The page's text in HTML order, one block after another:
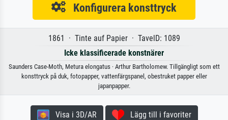
Konfigurera konsttryck
1861 · Tinte auf Papier · TavelD: 1089
Icke klassificerade konstnärer
Saunders Case-Moth, Metura elongatus · Arthur Bartholomew. Tillgängligt som ett
konsttryck på duk, fotopapper, vattenfärgspanel, obestruket papper eller
japanpapper.
Visa i 3D/AR Lägg till i favoriter